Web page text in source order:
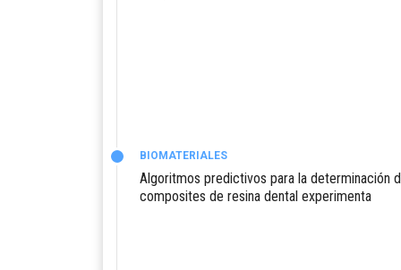
BIOMATERIALES
Algoritmos predictivos para la determinación
composites de resina dental experimenta